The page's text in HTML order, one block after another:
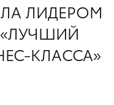
ЛИДЕРОМ
КЛАССА»